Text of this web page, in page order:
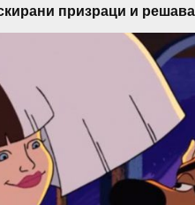
призраци и